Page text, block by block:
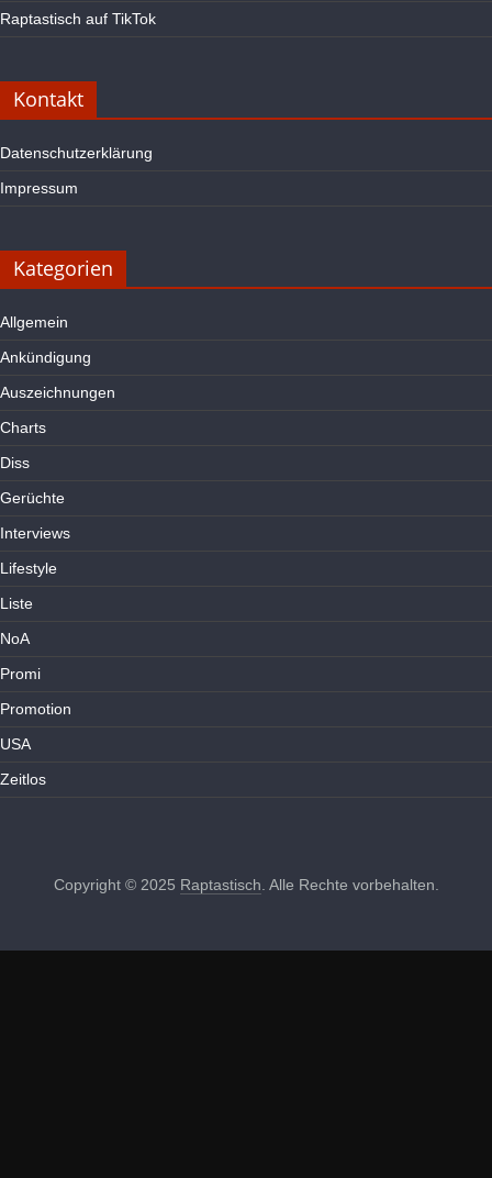
Raptastisch auf TikTok
Kontakt
Datenschutzerklärung
Impressum
Kategorien
Allgemein
Ankündigung
Auszeichnungen
Charts
Diss
Gerüchte
Interviews
Lifestyle
Liste
NoA
Promi
Promotion
USA
Zeitlos
Copyright © 2025 Raptastisch . Alle Rechte vorbehalten.